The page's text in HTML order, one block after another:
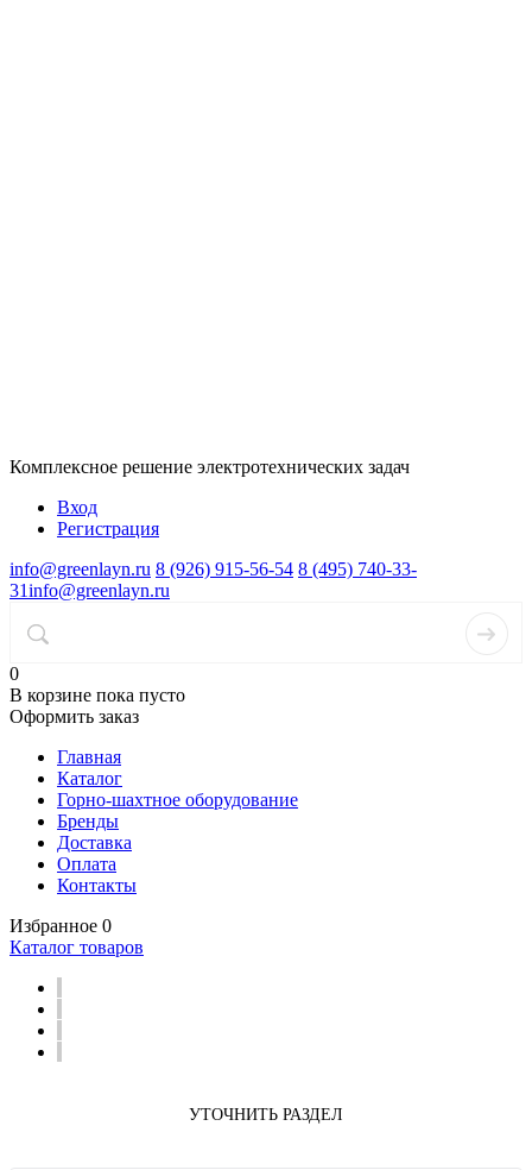
Комплексное решение электротехнических задач
Вход
Регистрация
info@greenlayn.ru 8 (926) 915-56-54 8 (495) 740-33-
31info@greenlayn.ru
0
В корзине пока пусто
Оформить заказ
Главная
Каталог
Горно-шахтное оборудование
Бренды
Доставка
Оплата
Контакты
Избранное 0
Каталог товаров
УТОЧНИТЬ РАЗДЕЛ